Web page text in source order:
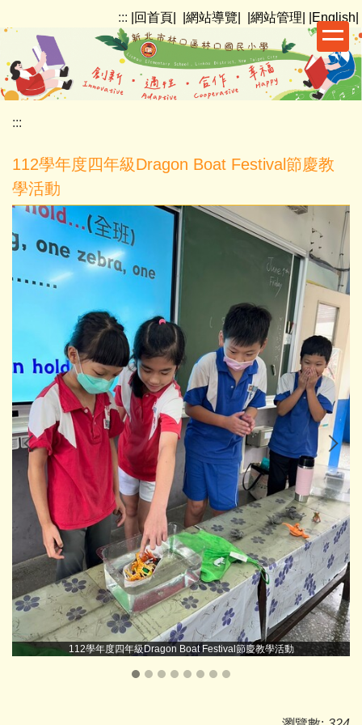
到
要
內
區
::: |回首頁| |網站導覽| |網站管理| |English|
:::
112學年度四年級Dragon Boat Festival節慶教
學活動
112學年度四年級Dragon Boat Festival節慶教學活動